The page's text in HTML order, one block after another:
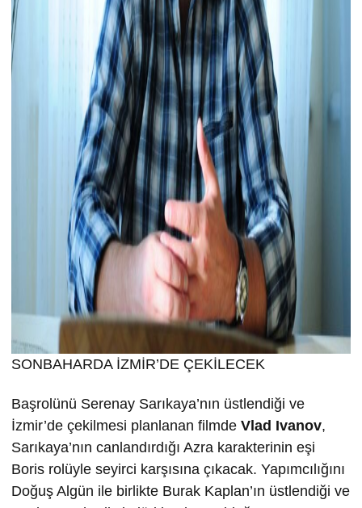
SONBAHARDA İZMİR’DE ÇEKİLECEK
Başrolünü Serenay Sarıkaya’nın üstlendiği ve
İzmir’de çekilmesi planlanan filmde Vlad Ivanov,
Sarıkaya’nın canlandırdığı Azra karakterinin eşi
Boris rolüyle seyirci karşısına çıkacak. Yapımcılığını
Doğuş Algün ile birlikte Burak Kaplan’ın üstlendiği ve